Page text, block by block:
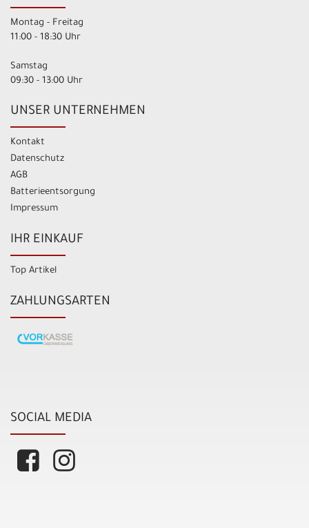
Montag - Freitag
11:00 - 18:30 Uhr
Samstag
09:30 - 13:00 Uhr
UNSER UNTERNEHMEN
Kontakt
Datenschutz
AGB
Batterieentsorgung
Impressum
IHR EINKAUF
Top Artikel
ZAHLUNGSARTEN
SOCIAL MEDIA